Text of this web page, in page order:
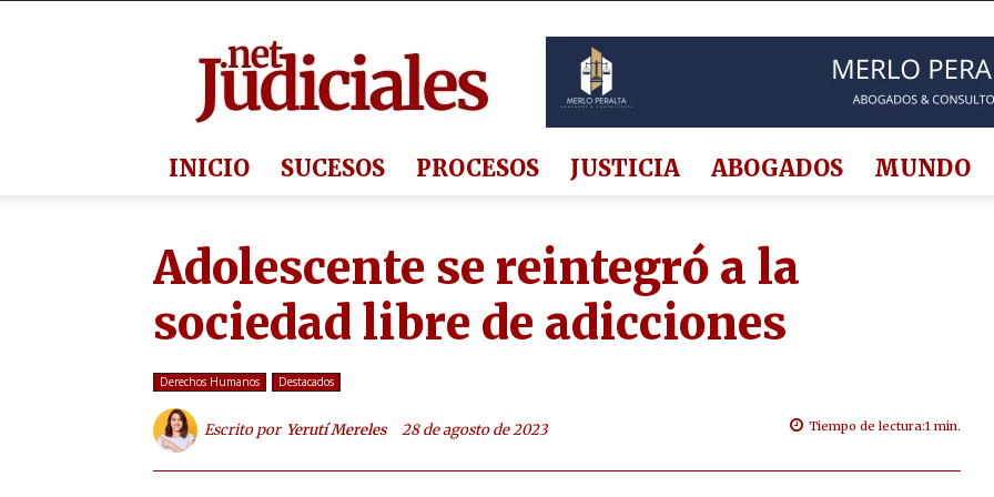
INICIO SUCESOS PROCESOS JUSTICIA ABOGADOS MUNDO
Adolescente se reintegró a la
sociedad libre de adicciones
Derechos Humanos Destacados
Escrito por Yerutí Mereles 28 de agosto de 2023 Tiempo de lectura:1 min.